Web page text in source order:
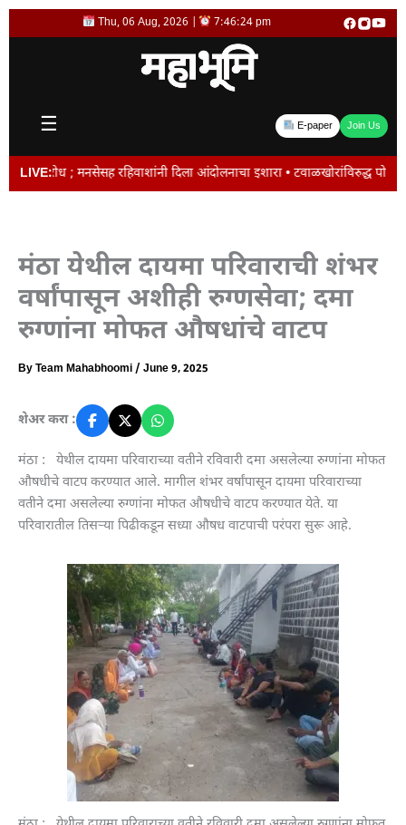
Skip
Thu, 06 Aug, 2026 | 7:46:24 pm
☰ E-paper Join Us
LIVE:
; मनसेसह रहिवाशांनी दिला आंदोलनाचा इशारा • टवाळखोरांविरुद्ध पोलिसांचे
मंठा येथील दायमा परिवाराची शंभर
वर्षांपासून अशीही रुग्णसेवा; दमा
रुग्णांना मोफत औषधांचे वाटप
ByTeam Mahabhoomi/ June 9, 2025
शेअर करा :
मंठा : येथील दायमा परिवाराच्या वतीने रविवारी दमा असलेल्या रुग्णांना मोफत
औषधीचे वाटप करण्यात आले. मागील शंभर वर्षांपासून दायमा परिवाराच्या
वतीने दमा असलेल्या रुग्णांना मोफत औषधीचे वाटप करण्यात येते. या
परिवारातील तिसऱ्या पिढीकडून सध्या औषध वाटपाची परंपरा सुरू आहे.